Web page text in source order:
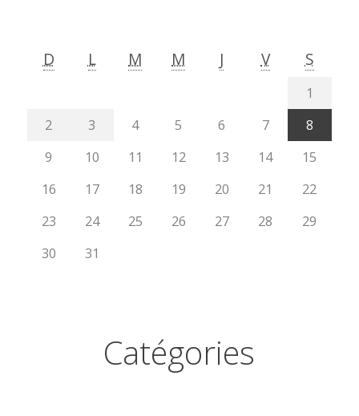
D L M M J V S
1
2
3 4 5 6 7
8
9
10 11 12 13 14
15
16
17 18 19 20 21
22
23
24 25 26 27 28
29
30
31
Catégories